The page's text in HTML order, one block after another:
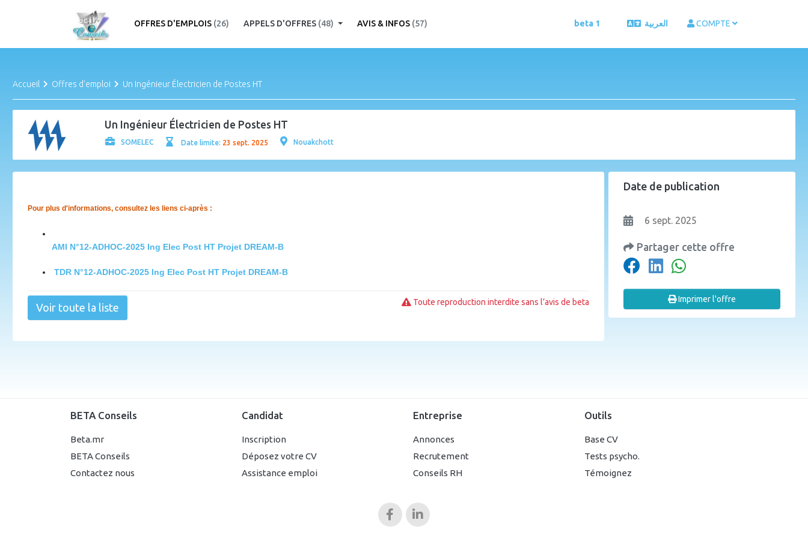
OFFRES D'EMPLOIS (26) APPELS D'OFFRES (48) AVIS & INFOS (57) beta 1 العربية COMPTE
Accueil Offres d'emploi Un Ingénieur Électricien de Postes HT
Un Ingénieur Électricien de Postes HT
SOMELEC Date limite: 23 sept. 2025 Nouakchott
Pour plus d'informations, consultez les liens ci-après :
AMI N°12-ADHOC-2025 Ing Elec Post HT Projet DREAM-B
TDR N°12-ADHOC-2025 Ing Elec Post HT Projet DREAM-B
Voir toute la liste Toute reproduction interdite sans l’avis de beta
Date de publication
6 sept. 2025
Partager cette offre
Imprimer l'offre
BETA Conseils
Beta.mr
BETA Conseils
Contactez nous
Candidat
Inscription
Déposez votre CV
Assistance emploi
Entreprise
Annonces
Recrutement
Conseils RH
Outils
Base CV
Tests psycho.
Témoignez